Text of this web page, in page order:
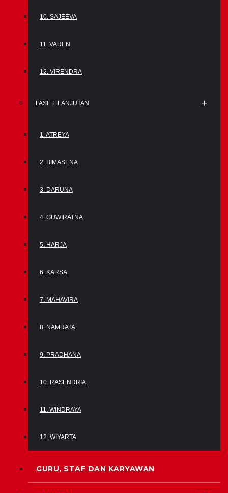
10. SAJEEVA
11. VAREN
12. VIRENDRA
FASE F LANJUTAN
1. ATREYA
2. BIMASENA
3. DARUNA
4. GUWIRATNA
5. HARJA
6. KARSA
7. MAHAVIRA
8. NAMRATA
9. PRADHANA
10. RASENDRIA
11. WINDRAYA
12. WIYARTA
GURU, STAF DAN KARYAWAN